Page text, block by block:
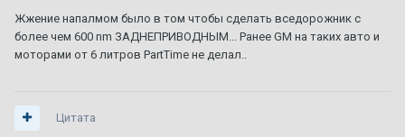
Жжение напалмом было в том чтобы сделать вседорожник с
более чем 600 nm ЗАДНЕПРИВОДНЫМ... Ранее GM на таких авто и
моторами от 6 литров PartTime не делал..
Цитата